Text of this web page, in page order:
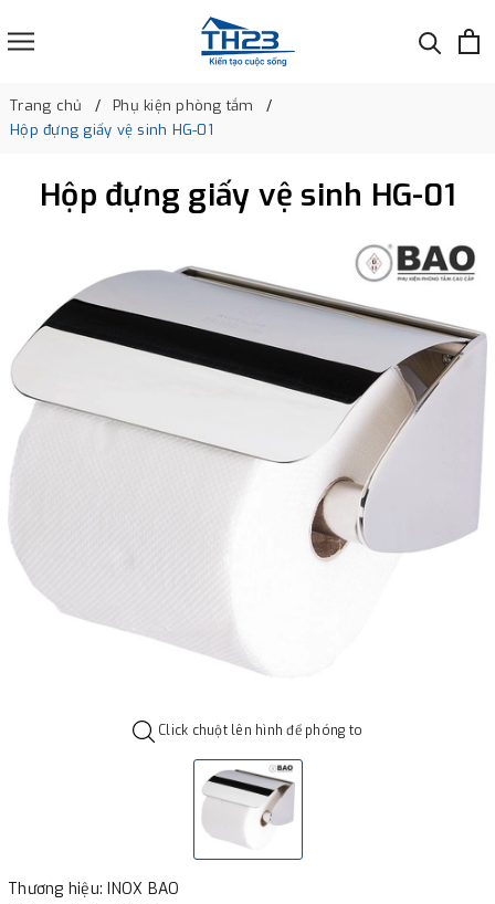
Trang chủ
Phụ kiện phòng tắm
Hộp đựng giấy vệ sinh HG-01
Hộp đựng giấy vệ sinh HG-01
Click chuột lên hình để phóng to
Thương hiệu: INOX BAO